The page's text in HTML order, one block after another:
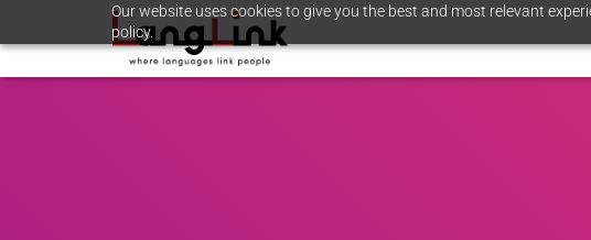
Our website uses cookies to give you the best and most relevant
policy.